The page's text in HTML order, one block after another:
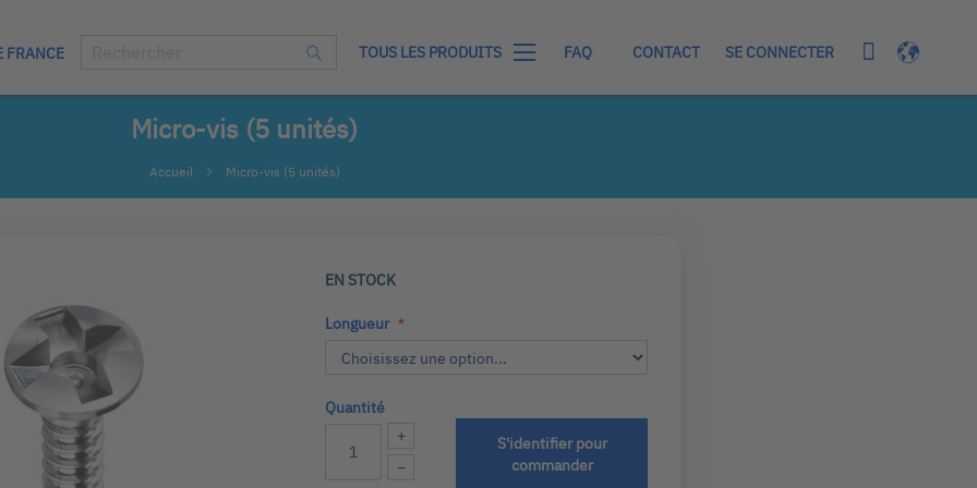
FRANCE
TOUS LES PRODUITS FAQ CONTACT SE CONNECTER Langue
Mon panier
Micro-vis (5 unités)
Accueil Micro-vis (5 unités)
EN STOCK
Longueur
Quantité
+
−
S'identifier pour
commander